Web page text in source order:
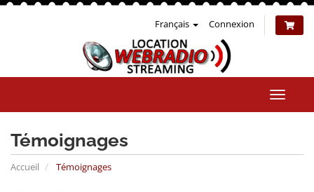
Français Connexion
la
Témoignages
Accueil Témoignages